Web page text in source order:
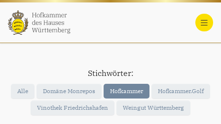
Stichwörter:
Alle Domäne Monrepos Hofkammer Hofkammer.Golf
Vinothek Friedrichshafen Weingut Württemberg